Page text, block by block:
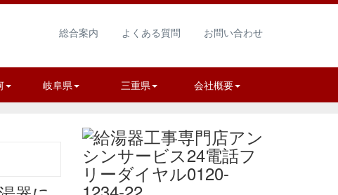
総合案内 よくある質問 お問い合わせ
岐阜県 三重県 会社概要